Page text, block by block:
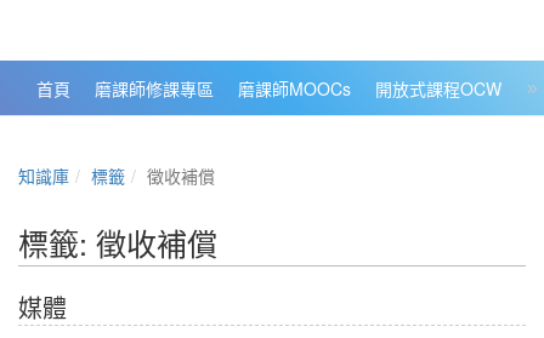
首頁 磨課師修課專區 磨課師MOOCs 開放式課程OCW
知識庫 標籤 徵收補償
標籤: 徵收補償
媒體